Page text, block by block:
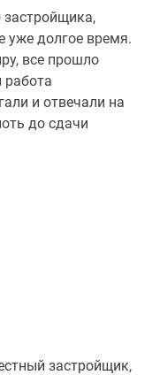
застройщика,
уже долгое время.
все прошло
работа
и отвечали на
до сдачи
застройщик,